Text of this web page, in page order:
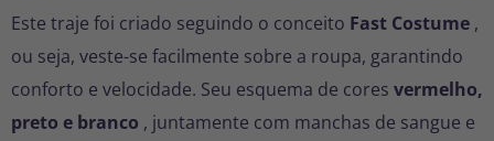
Este traje foi criado seguindo o conceito Fast Costume ,
ou seja, veste-se facilmente sobre a roupa, garantindo
conforto e velocidade. Seu esquema de cores vermelho,
preto e branco , juntamente com manchas de sangue e